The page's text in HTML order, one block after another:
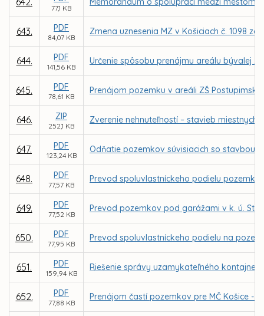
77,1 KB
643. PDF
84,07 KB
Zmena uznesenia MZ v Košiciach č. 1098
644. PDF
141,56 KB
Určenie spôsobu prenájmu areálu bývalej
645. PDF
78,61 KB
Prenájom pozemku v areáli ZŠ
646. ZIP
252,1 KB
Zverenie nehnuteľností – stavieb miestnych
647. PDF
123,24 KB
Odňatie pozemkov súvisiacich so stavbou
648. PDF
77,57 KB
Prevod spoluvlastníckeho podielu pozemku,
649. PDF
77,52 KB
Prevod pozemkov pod garážami v k. ú.
650. PDF
77,95 KB
Prevod spoluvlastníckeho podielu na
651. PDF
159,94 KB
Riešenie správy uzamykateľného
652. PDF
77,88 KB
Prenájom častí pozemkov pre MČ Košice -